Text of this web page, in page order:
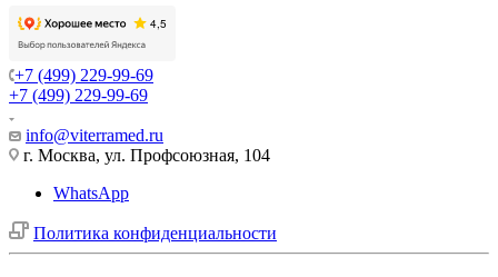
+7 (499) 229-99-69
+7 (499) 229-99-69
info@viterramed.ru
г. Москва, ул. Профсоюзная, 104
WhatsApp
Политика конфиденциальности